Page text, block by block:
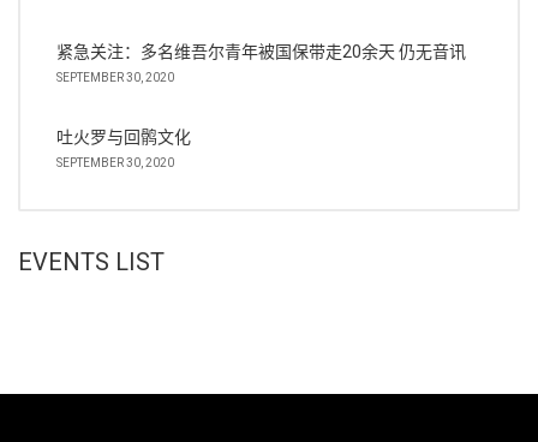
紧急关注：多名维吾尔青年被国保带走20余天 仍无音讯
SEPTEMBER 30, 2020
吐火罗与回鹘文化
SEPTEMBER 30, 2020
EVENTS LIST